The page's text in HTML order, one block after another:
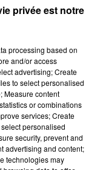
des tensions
la tomate
du doigt par
droits de douane
elle est vendue à
le
coût moindre de
privée est notre
processing based on
and/or access
advertising; Create
to select personalised
Measure content
or combinations
services; Create
personalised
security, prevent and
advertising and content;
technologies may